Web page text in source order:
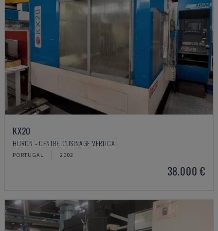
KX20
HURON - CENTRE D'USINAGE VERTICAL
PORTUGAL 2002
38.000 €